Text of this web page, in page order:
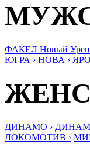
ФАКЕЛ Новый
ЮГРА › НОВА ›
ДИНАМО ›
ЛОКОМОТИВ ›